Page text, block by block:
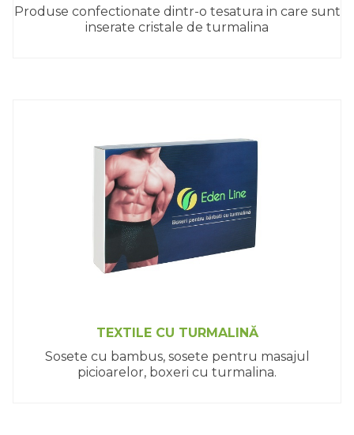
Produse confectionate dintr-o tesatura in care sunt
inserate cristale de turmalina
TEXTILE CU TURMALINĂ
Sosete cu bambus, sosete pentru masajul
picioarelor, boxeri cu turmalina.